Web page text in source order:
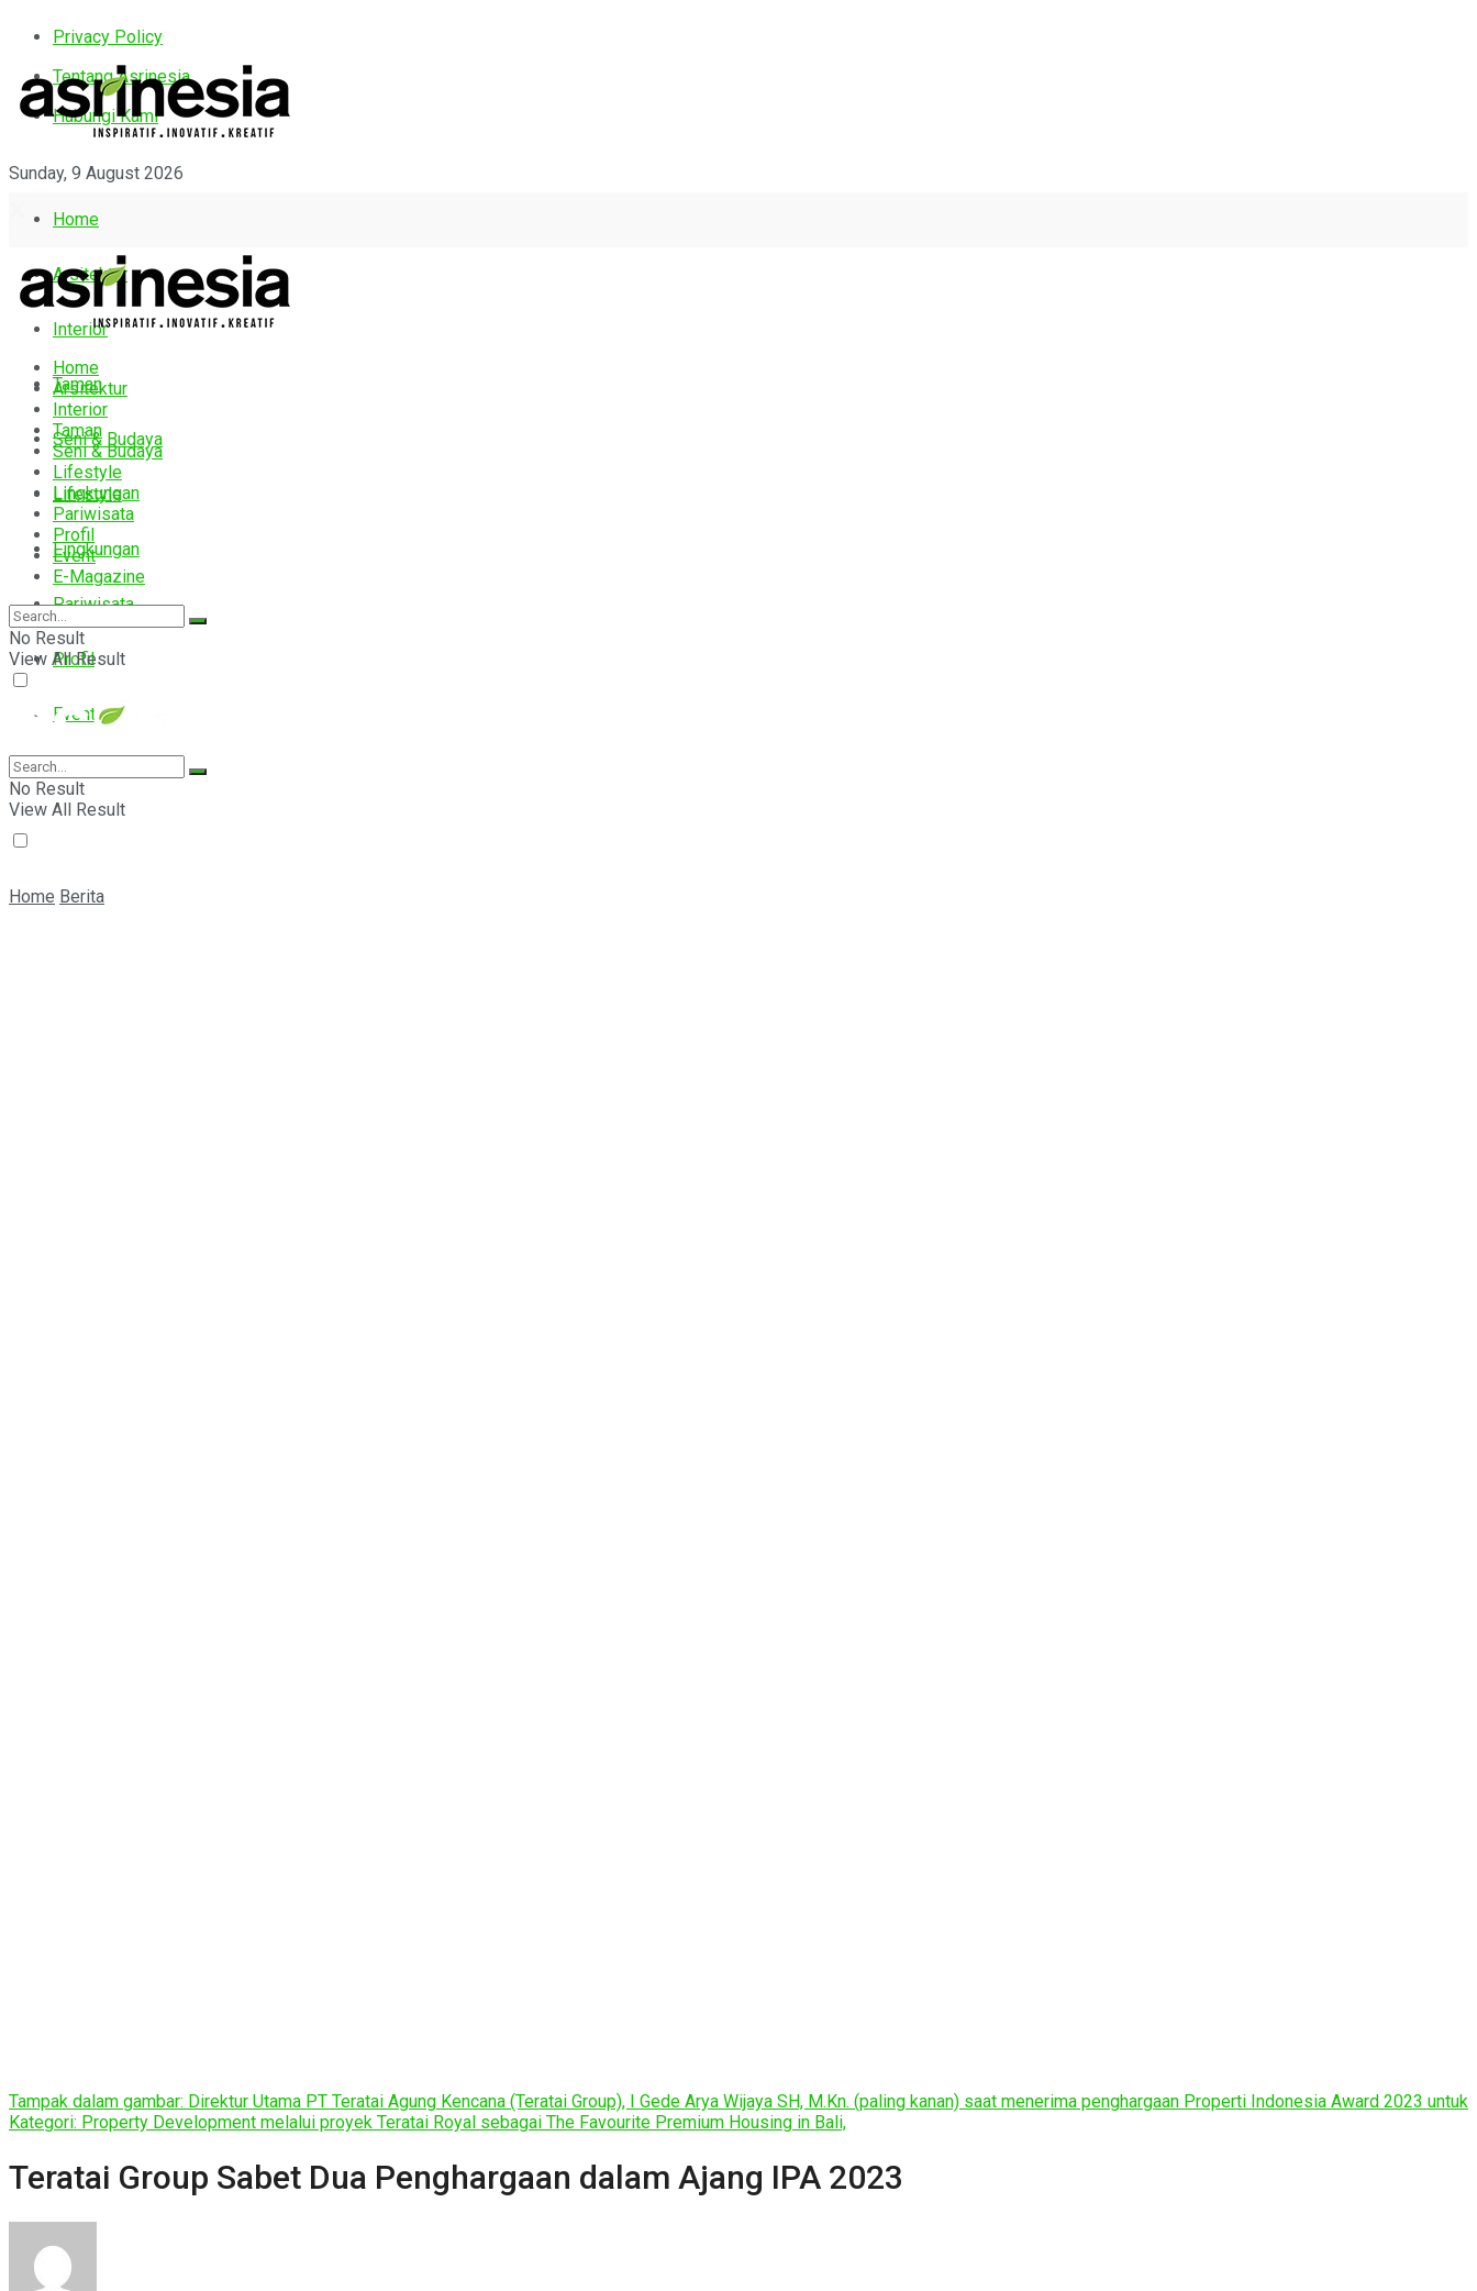
Privacy Policy
Tentang Asrinesia
Hubungi Kami
Sunday, 9 August 2026
Home
Arsitektur
Interior
Taman
Seni & Budaya
Lifestyle
Lingkungan
Pariwisata
Profil
Event
E-Magazine
Home
Arsitektur
Interior
Taman
Seni & Budaya
Lifestyle
Lingkungan
Pariwisata
Profil
Event
E-Magazine
No Result
View All Result
No Result
View All Result
Home Berita
Tampak dalam gambar: Direktur Utama PT Teratai Agung Kencana (Teratai Group), I Gede Arya Wijaya SH, M.Kn. (paling kanan) saat menerima penghargaan Properti Indonesia Award 2023 untuk
Kategori: Property Development melalui proyek Teratai Royal sebagai The Favourite Premium Housing in Bali,
Teratai Group Sabet Dua Penghargaan dalam Ajang IPA 2023